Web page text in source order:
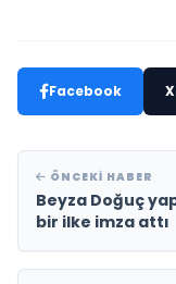
Facebook
ÖNCEKI HABER
Beyza Doğuç
bir ilke imza attı